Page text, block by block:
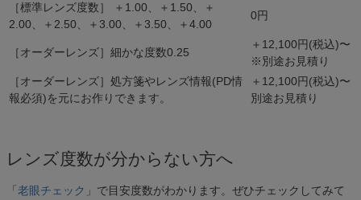
［標準レンズ度数］ ＋1.00、＋1.50、＋
2.00、＋2.50、＋3.00、＋3.50、＋4.00
0円
［オーダーレンズ］細かな度数0.25
＋12,100円(税込)〜
※別途お見積り
［オーダーレンズ］処方箋やレンズ情報(PD情
報必須)を元にお作りできます。
＋12,100円(税込)〜
別途お見積り
レンズ度数が分からない方へ
「 老眼チェック 」で目安度数がわかります。ぜひチェックしてみて